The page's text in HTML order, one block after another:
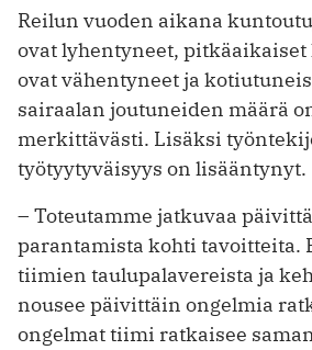
Reilun vuoden aikana
ovat lyhentyneet,
ovat vähentyneet ja
sairaalan joutuneiden määrä
merkittävästi. Lisäksi
työtyytyväisyys on lisääntynyt.
– Toteutamme jatkuvaa
parantamista kohti tavoitteita.
tiimien taulupalavereista ja
nousee päivittäin ongelmia
ongelmat tiimi ratkaisee